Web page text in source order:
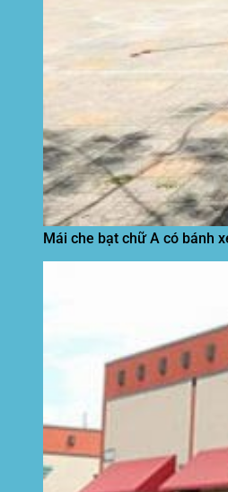
Mái che bạt chữ A có bánh